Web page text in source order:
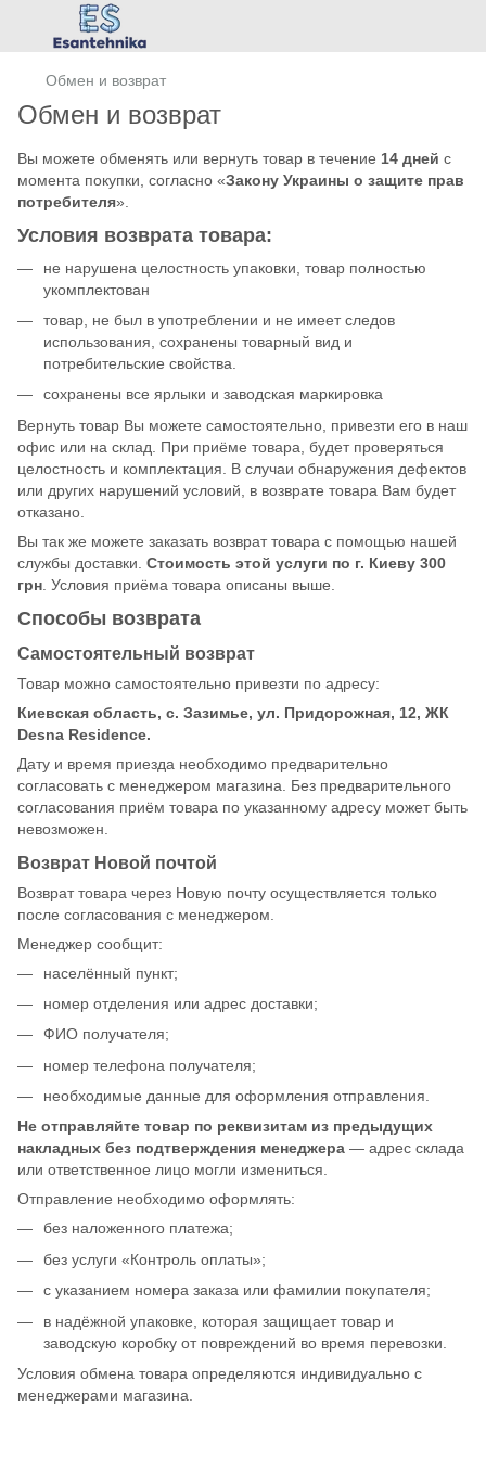
Обмен и возврат
Обмен и возврат
Вы можете обменять или вернуть товар в течение 14 дней с
момента покупки, согласно «Закону Украины о защите прав
потребителя».
Условия возврата товара:
не нарушена целостность упаковки, товар полностью
укомплектован
товар, не был в употреблении и не имеет следов
использования, сохранены товарный вид и
потребительские свойства.
сохранены все ярлыки и заводская маркировка
Вернуть товар Вы можете самостоятельно, привезти его в наш
офис или на склад. При приёме товара, будет проверяться
целостность и комплектация. В случаи обнаружения дефектов
или других нарушений условий, в возврате товара Вам будет
отказано.
Вы так же можете заказать возврат товара с помощью нашей
службы доставки. Стоимость этой услуги по г. Киеву 300
грн . Условия приёма товара описаны выше.
Способы возврата
Самостоятельный возврат
Товар можно самостоятельно привезти по адресу:
Киевская область, с. Зазимье, ул. Придорожная, 12, ЖК
Desna Residence.
Дату и время приезда необходимо предварительно
согласовать с менеджером магазина. Без предварительного
согласования приём товара по указанному адресу может быть
невозможен.
Возврат Новой почтой
Возврат товара через Новую почту осуществляется только
после согласования с менеджером.
Менеджер сообщит:
населённый пункт;
номер отделения или адрес доставки;
ФИО получателя;
номер телефона получателя;
необходимые данные для оформления отправления.
Не отправляйте товар по реквизитам из предыдущих
накладных без подтверждения менеджера — адрес склада
или ответственное лицо могли измениться.
Отправление необходимо оформлять:
без наложенного платежа;
без услуги «Контроль оплаты»;
с указанием номера заказа или фамилии покупателя;
в надёжной упаковке, которая защищает товар и
заводскую коробку от повреждений во время перевозки.
Условия обмена товара определяются индивидуально с
менеджерами магазина.